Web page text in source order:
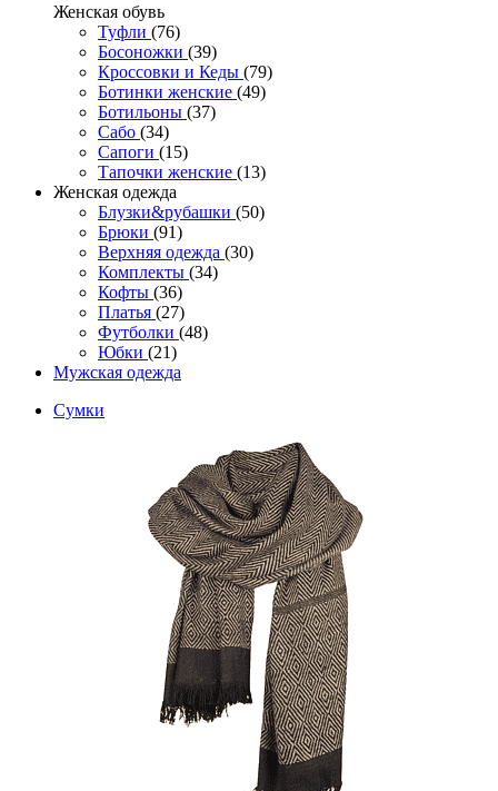
Женcкая обувь
Туфли (76)
Босоножки (39)
Кроссовки и Кеды (79)
Ботинки женские (49)
Ботильоны (37)
Сабо (34)
Сапоги (15)
Тапочки женские (13)
Женская одежда
Блузки&рубашки (50)
Брюки (91)
Верхняя одежда (30)
Комплекты (34)
Кофты (36)
Платья (27)
Футболки (48)
Юбки (21)
Мужская одежда
Сумки